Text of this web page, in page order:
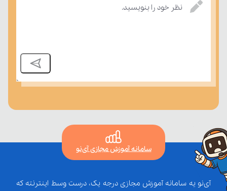
نظر خود را بنویسید.
سامانه آموزش مجازی آی‌نو
آی‌نو یه سامانه آموزش مجازی درجه یک، درست وسط اینترنته که